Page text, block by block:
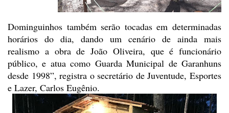
Dominguinhos também serão tocadas em determinadas
horários do dia, dando um cenário de ainda mais
realismo a obra de João Oliveira, que é funcionário
público, e atua como Guarda Municipal de Garanhuns
desde 1998”, registra osecretário de Juventude, Esportes
e Lazer, Carlos Eugênio.